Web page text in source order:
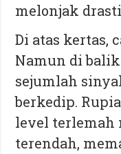
melonjak
Di atas kertas,
Namun di
sejumlah
berkedip.
level terlemah
terendah,